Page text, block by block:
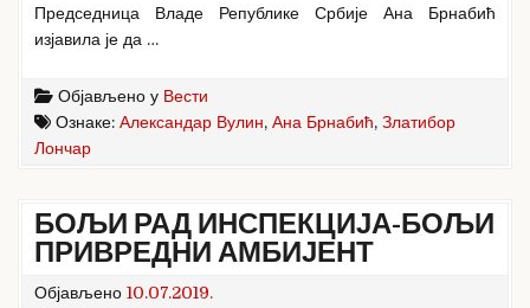
Председница Владе Републике Србије Ана Брнабић
изјавила је да …
Објављено у Вести
Ознаке: Александар Вулин, Ана Брнабић, Златибор
Лончар
БОЉИ РАД ИНСПЕКЦИЈА-БОЉИ
ПРИВРЕДНИ АМБИЈЕНТ
Објављено 10.07.2019.